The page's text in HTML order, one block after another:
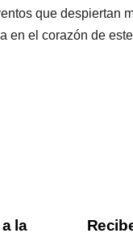
que despiertan
en el corazón de
la